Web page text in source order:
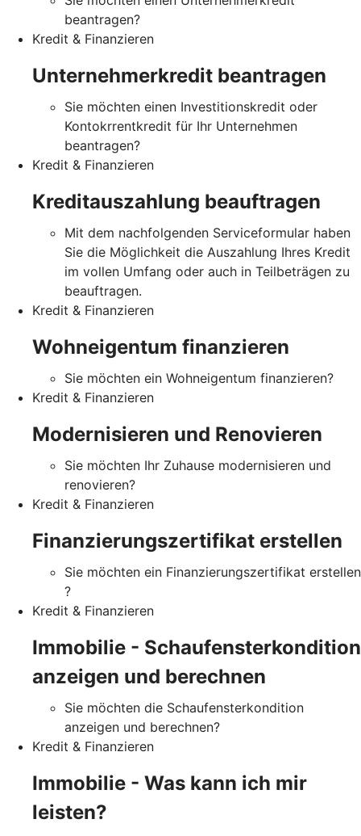
beantragen?
Kredit & Finanzieren
Unternehmerkredit beantragen
Sie möchten einen Investitionskredit oder
Kontokrrentkredit für Ihr Unternehmen
beantragen?
Kredit & Finanzieren
Kreditauszahlung beauftragen
Mit dem nachfolgenden Serviceformular haben
Sie die Möglichkeit die Auszahlung Ihres Kredit
im vollen Umfang oder auch in Teilbeträgen zu
beauftragen.
Kredit & Finanzieren
Wohneigentum finanzieren
Sie möchten ein Wohneigentum finanzieren?
Kredit & Finanzieren
Modernisieren und Renovieren
Sie möchten Ihr Zuhause modernisieren und
renovieren?
Kredit & Finanzieren
Finanzierungszertifikat erstellen
Sie möchten ein Finanzierungszertifikat erstellen
?
Kredit & Finanzieren
Immobilie - Schaufensterkondition
anzeigen und berechnen
Sie möchten die Schaufensterkondition
anzeigen und berechnen?
Kredit & Finanzieren
Immobilie - Was kann ich mir
leisten?